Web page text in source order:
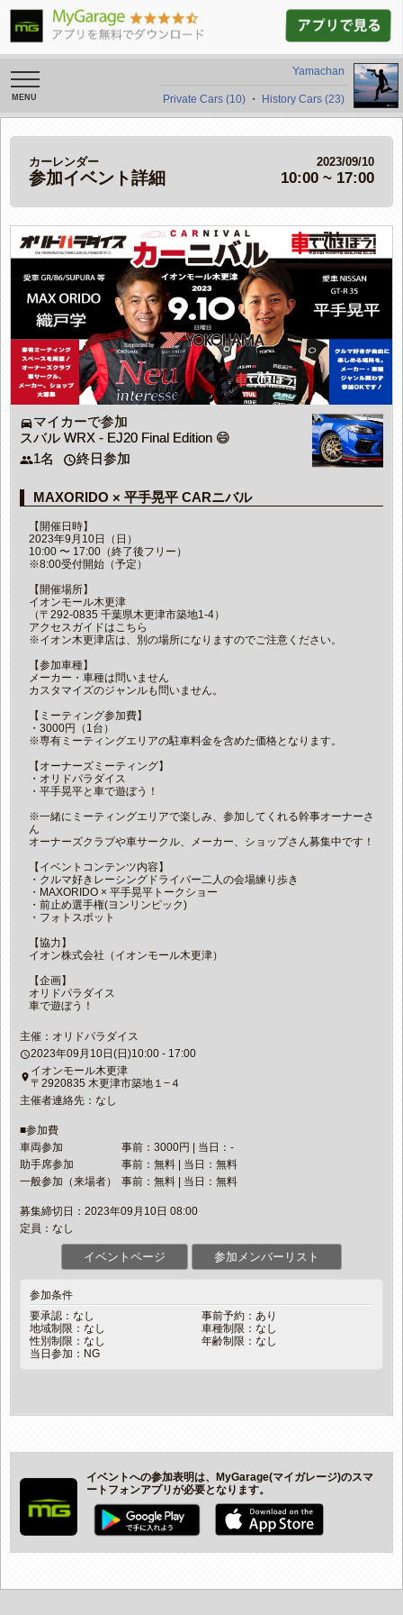
toggle
navigation
Yamachan
Private Cars (10) ・ History Cars (23)
カーレンダー 2023/09/10
参加イベント詳細 10:00 ~ 17:00
directions_carマイカーで参加
スバル WRX - EJ20 Final Edition 😄
people1名 access_time終日参加
MAXORIDO × 平手晃平 CARニバル
【開催日時】
2023年9月10日（日）
10:00 〜 17:00（終了後フリー）
※8:00受付開始（予定）
【開催場所】
イオンモール木更津
（〒292-0835 千葉県木更津市築地1-4）
アクセスガイドはこちら
※イオン木更津店は、別の場所になりますのでご注意ください。
【参加車種】
メーカー・車種は問いません
カスタマイズのジャンルも問いません。
【ミーティング参加費】
・3000円（1台）
※専有ミーティングエリアの駐車料金を含めた価格となります。
【オーナーズミーティング】
・オリドパラダイス
・平手晃平と車で遊ぼう！
※一緒にミーティングエリアで楽しみ、参加してくれる幹事オーナーさ
ん
オーナーズクラブや車サークル、メーカー、ショップさん募集中です！
【イベントコンテンツ内容】
・クルマ好きレーシングドライバー二人の会場練り歩き
・MAXORIDO × 平手晃平トークショー
・前止め選手権(ヨンリンピック)
・フォトスポット
【協力】
イオン株式会社（イオンモール木更津）
【企画】
オリドパラダイス
車で遊ぼう！
主催：オリドパラダイス
access_time2023年09月10日(日)10:00 - 17:00
place イオンモール木更津
〒2920835 木更津市築地１−４
主催者連絡先：なし
■参加費
車両参加
事前：3000円 | 当日：-
助手席参加
事前：無料 | 当日：無料
一般参加（来場者）
事前：無料 | 当日：無料
募集締切日：2023年09月10日 08:00
定員：なし
イベントページ 参加メンバーリスト
参加条件
要承認：なし
事前予約：あり
地域制限：なし
車種制限：なし
性別制限：なし
年齢制限：なし
当日参加：NG
イベントへの参加表明は、MyGarage(マイガレージ)のスマ
ートフォンアプリが必要となります。